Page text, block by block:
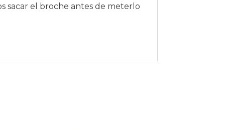
sacar el broche antes de meterlo